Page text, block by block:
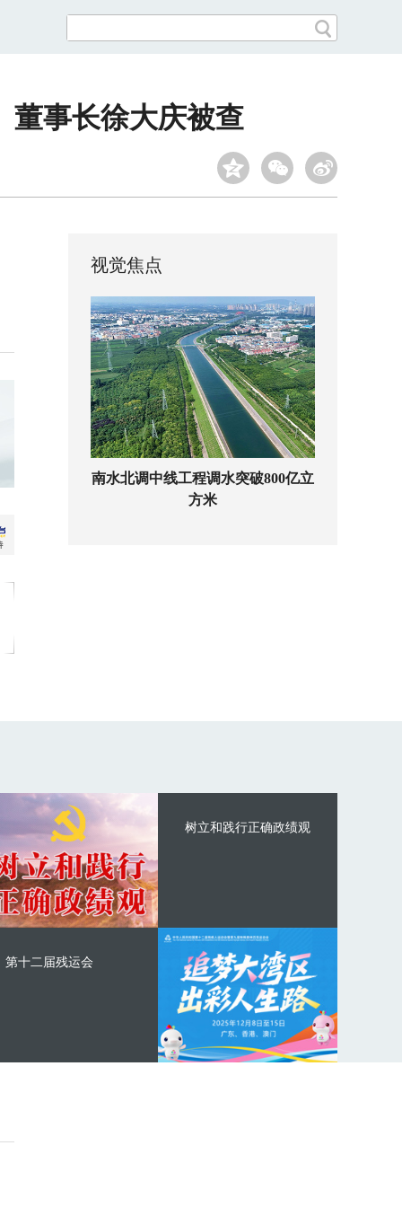
董事长徐大庆被查
视觉焦点
南水北调中线工程调水突破800亿立
方米
树立和践行正确政绩观
第十二届残运会